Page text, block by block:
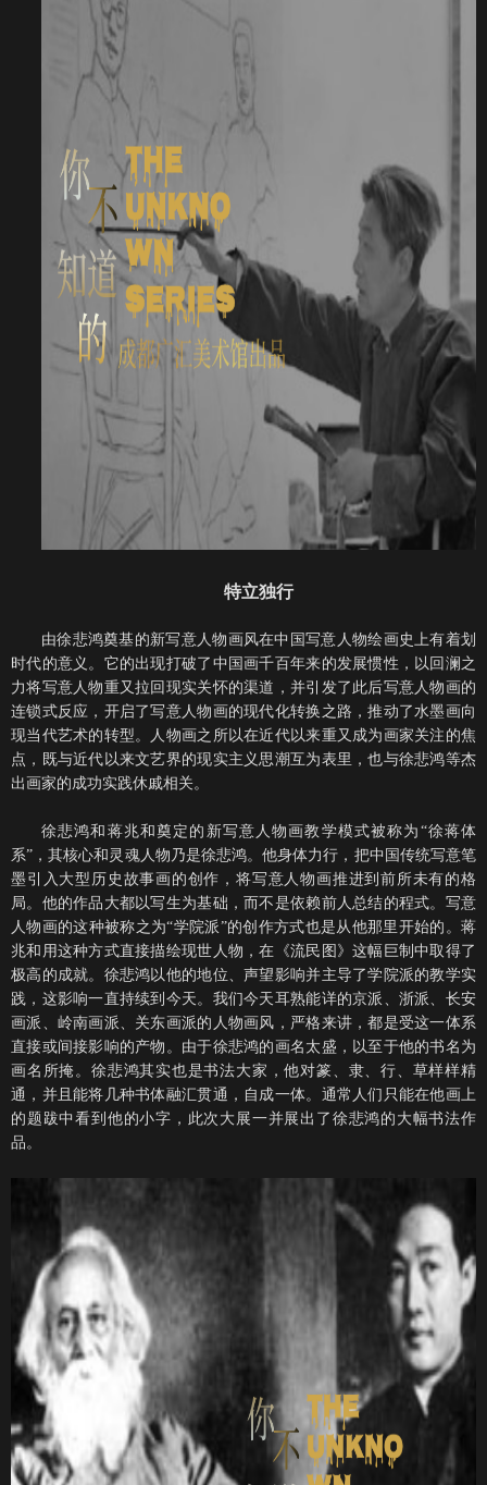
特立独行
由徐悲鸿奠基的新写意人物画风在中国写意人物绘画史上有着划
时代的意义。它的出现打破了中国画千百年来的发展惯性，以回澜之
力将写意人物重又拉回现实关怀的渠道，并引发了此后写意人物画的
连锁式反应，开启了写意人物画的现代化转换之路，推动了水墨画向
现当代艺术的转型。人物画之所以在近代以来重又成为画家关注的焦
点，既与近代以来文艺界的现实主义思潮互为表里，也与徐悲鸿等杰
出画家的成功实践休戚相关。
徐悲鸿和蒋兆和奠定的新写意人物画教学模式被称为 “徐蒋体
系”，其核心和灵魂人物乃是徐悲鸿。他身体力行，把中国传统写意笔
墨引入大型历史故事画的创作，将写意人物画推进到前所未有的格
局。他的作品大都以写生为基础，而不是依赖前人总结的程式。写意
人物画的这种被称之为“学院派”的创作方式也是从他那里开始的。蒋
兆和用这种方式直接描绘现世人物，在《流民图》这幅巨制中取得了
极高的成就。徐悲鸿以他的地位、声望影响并主导了学院派的教学实
践，这影响一直持续到今天。我们今天耳熟能详的京派、浙派、长安
画派、岭南画派、关东画派的人物画风，严格来讲，都是受这一体系
直接或间接影响的产物。由于徐悲鸿的画名太盛，以至于他的书名为
画名所掩。徐悲鸿其实也是书法大家，他对篆、隶、行、草样样精
通，并且能将几种书体融汇贯通，自成一体。通常人们只能在他画上
的题跋中看到他的小字，此次大展一并展出了徐悲鸿的大幅书法作
品。